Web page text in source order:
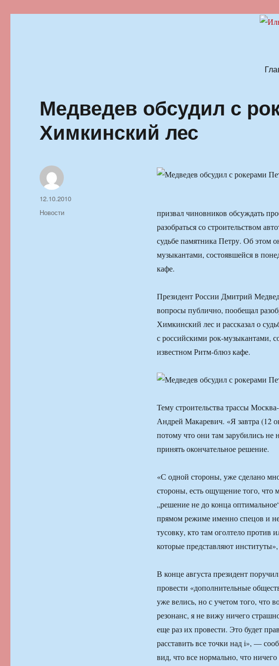
Медведев обсудил с
Химкинский лес
призвал чиновников обсуждать
разобраться со строительством
судьбе памятника Петру. Об этом
музыкантами, состоявшейся в
кафе.
Президент России Дмитрий
вопросы публично, пообещал
Химкинский лес и рассказал о
с российскими рок-музыкантами,
известном Ритм-блюз кафе.
Тему строительства трассы
Андрей Макаревич. «Я завтра (12
потому что они там зарубились не
принять окончательное решение.
«С одной стороны, уже сделано
стороны, есть ощущение того,
„решение не до конца
прямом режиме именно спецов и
тусовку, кто там оголтело против
которые представляют
В конце августа президент
провести «дополнительные
уже велись, но с учетом того,
резонанс, я не вижу ничего
еще раз их провести. Это будет
расставить все точки над i», —
вид, что все нормально, что
Автор
Опубликовано
12.10.2010
Рубрики
Новости